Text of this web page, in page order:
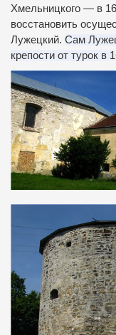
Хмельницкого — в
восстановить
Лужецкий. Сам
крепости от турок в